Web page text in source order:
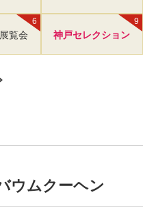
6
覧会
9
神戸セレクション
ウムクーヘン